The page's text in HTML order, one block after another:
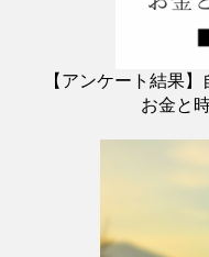
【アンケート結果
お金と